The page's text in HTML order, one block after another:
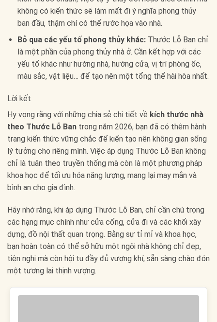
không có kiến thức sẽ làm mất đi ý nghĩa phong thủy
ban đầu, thậm chí có thể rước họa vào nhà.
Bỏ qua các yếu tố phong thủy khác:Thước Lỗ Ban chỉ
là một phần của phong thủy nhà ở. Cần kết hợp với các
yếu tố khác như hướng nhà, hướng cửa, vị trí phòng ốc,
màu sắc, vật liệu… để tạo nên một tổng thể hài hòa nhất.
Lời kết
Hy vọng rằng với những chia sẻ chi tiết về kích thước nhà
theo Thước Lỗ Ban trong năm 2026, bạn đã có thêm hành
trang kiến thức vững chắc để kiến tạo nên không gian sống
lý tưởng cho riêng mình. Việc áp dụng Thước Lỗ Ban không
chỉ là tuân theo truyền thống mà còn là một phương pháp
khoa học để tối ưu hóa năng lượng, mang lại may mắn và
bình an cho gia đình.
Hãy nhớ rằng, khi áp dụng Thước Lỗ Ban, chỉ cần chú trọng
các hạng mục chính như cửa cổng, cửa đi và các khối xây
dựng, đồ nội thất quan trọng. Bằng sự tỉ mỉ và khoa học,
bạn hoàn toàn có thể sở hữu một ngôi nhà không chỉ đẹp,
tiện nghi mà còn hội tụ đầy đủ vượng khí, sẵn sàng chào đón
một tương lai thịnh vượng.